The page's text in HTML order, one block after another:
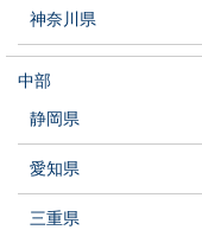
神奈川県
中部
静岡県
愛知県
三重県